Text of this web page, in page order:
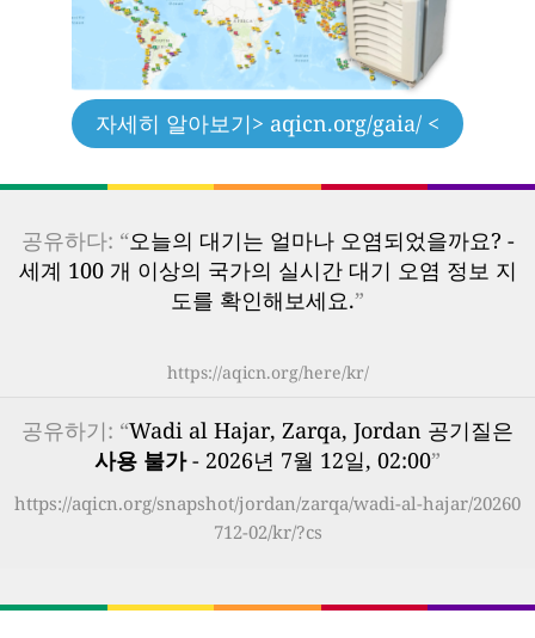
자세히 알아보기> aqicn.org/gaia/ <
공유하다: “오늘의 대기는 얼마나 오염되었을까요? -
세계 100 개 이상의 국가의 실시간 대기 오염 정보 지
도를 확인해보세요.”
https://aqicn.org/here/kr/
공유하기: “Wadi al Hajar, Zarqa, Jordan 공기질은
사용 불가- 2026년 7월 12일, 02:00”
https://aqicn.org/snapshot/jordan/zarqa/wadi-al-hajar/20260
712-02/kr/?cs